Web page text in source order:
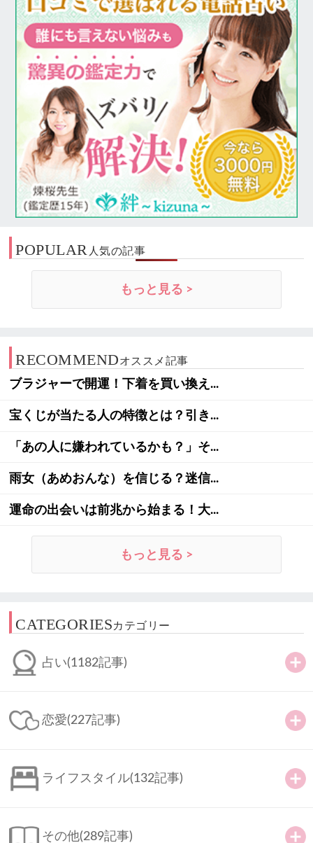
POPULAR 人気の記事
もっと見る >
RECOMMENDオススメ記事
ブラジャーで開運！下着を買い換え...
宝くじが当たる人の特徴とは？引き...
「あの人に嫌われているかも？」そ...
雨女（あめおんな）を信じる？迷信...
運命の出会いは前兆から始まる！大...
もっと見る >
CATEGORIESカテゴリー
占い(1182記事)
恋愛(227記事)
ライフスタイル(132記事)
その他(289記事)